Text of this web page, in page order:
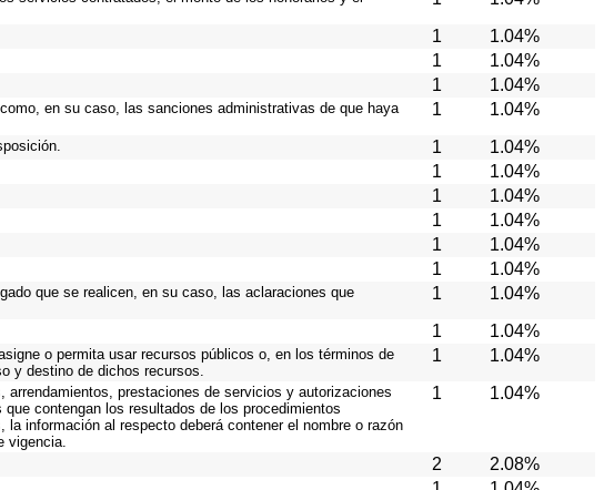
1 1.04%
1 1.04%
1 1.04%
en su caso, las sanciones administrativas de que haya
1 1.04%
1 1.04%
1 1.04%
1 1.04%
1 1.04%
1 1.04%
1 1.04%
que se realicen, en su caso, las aclaraciones que
1 1.04%
1 1.04%
o permita usar recursos públicos o, en los términos de
y destino de dichos recursos.
1 1.04%
prestaciones de servicios y autorizaciones
contengan los resultados de los procedimientos
información al respecto deberá contener el nombre o razón
vigencia.
1 1.04%
2 2.08%